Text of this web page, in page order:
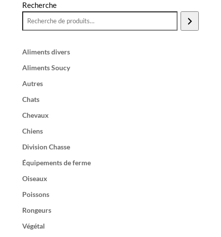
Recherche
Aliments divers
Aliments Soucy
Autres
Chats
Chevaux
Chiens
Division Chasse
Équipements de ferme
Oiseaux
Poissons
Rongeurs
Végétal